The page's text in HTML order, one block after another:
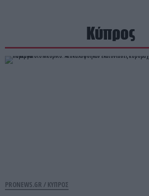
Κύπρος
PRONEWS.GR / ΚΥΠΡΟΣ